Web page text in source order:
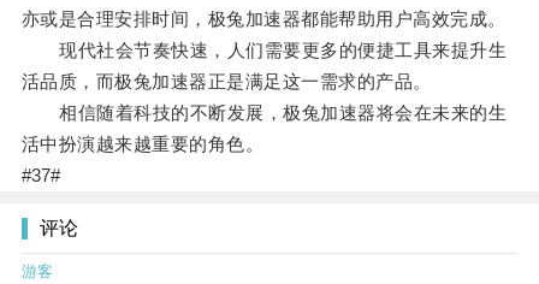
亦或是合理安排时间，极兔加速器都能帮助用户高效完成。
现代社会节奏快速，人们需要更多的便捷工具来提升生
活品质，而极兔加速器正是满足这一需求的产品。
相信随着科技的不断发展，极兔加速器将会在未来的生
活中扮演越来越重要的角色。
#37#
评论
游客